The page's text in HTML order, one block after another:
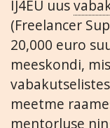
IJ4EU uus
(Freelancer
20,000 euro
meeskondi,
meetme
mentorluse